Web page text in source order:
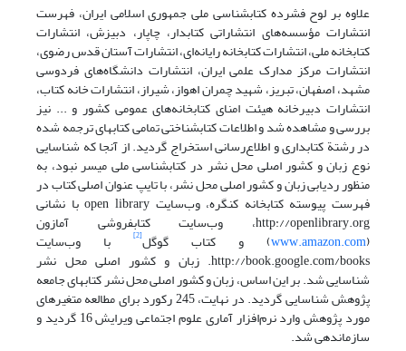
علاوه بر لوح فشرده کتابشناسی ملی جمهوری اسلامی ایران، فهرست
انتشارات مؤسسه‌های انتشاراتی کتابدار، چاپار، دبیزش، انتشارات
کتابخانه ملی، انتشارات کتابخانه رایانه‌ای، انتشارات آستان قدس رضوی،
انتشارات مرکز مدارک علمی ایران، انتشارات دانشگاه‌های فردوسی
مشهد، اصفهان، تبریز، شهید چمران اهواز، شیراز، انتشارات خانه کتاب،
انتشارات دبیرخانه هیئت امنای کتابخانه‌های عمومی کشور و ... نیز
بررسی و مشاهده شد و اطلاعات کتابشناختی تمامی کتابهای ترجمه شده
در رشتة کتابداری و اطلاع‌رسانی استخراج گردید. از آنجا که شناسایی
نوع زبان و کشور اصلی محل نشر در کتابشناسی ملی میسر نبود، به
منظور ردیابی زبان و کشور اصلی محل نشر، با تایپ عنوان اصلی کتاب در
فهرست پیوسته کتابخانه کنگره، وب‌سایت open library با نشانی
http://openlibrary.org، وب‌سایت کتابفروشی آمازون
(
www.amazon.com) و کتاب گوگل[2] با وب‌سایت
http://book.google.com/books. زبان و کشور اصلی محل نشر
شناسایی شد. بر این اساس، زبان و کشور اصلی محل نشر کتابهای جامعه
پژوهش شناسایی گردید. در نهایت، 245 رکورد برای مطالعه متغیرهای
مورد پژوهش وارد نرم‌افزار آماری علوم اجتماعی ویرایش 16 گردید و
سازماندهی شد.